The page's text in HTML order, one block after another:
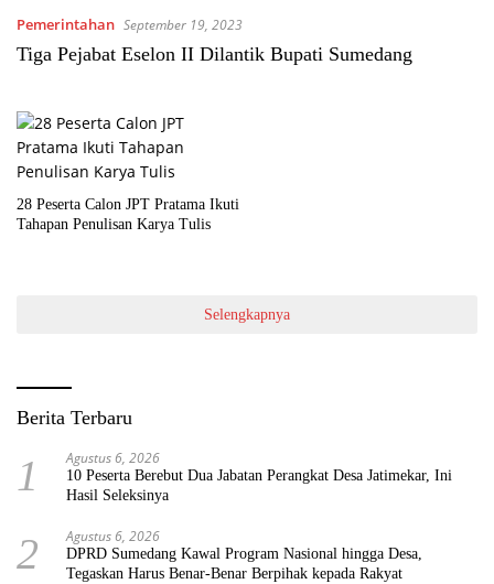
Pemerintahan September 19, 2023
Tiga Pejabat Eselon II Dilantik Bupati Sumedang
28 Peserta Calon JPT Pratama Ikuti
Tahapan Penulisan Karya Tulis
Selengkapnya
Berita Terbaru
1 Agustus 6, 2026
10 Peserta Berebut Dua Jabatan Perangkat Desa Jatimekar, Ini
Hasil Seleksinya
2 Agustus 6, 2026
DPRD Sumedang Kawal Program Nasional hingga Desa,
Tegaskan Harus Benar-Benar Berpihak kepada Rakyat